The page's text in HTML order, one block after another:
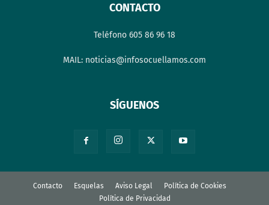
CONTACTO
Teléfono 605 86 96 18
MAIL: noticias@infosocuellamos.com
SÍGUENOS
Contacto Esquelas Aviso Legal
Política de Cookies
Política de Privacidad